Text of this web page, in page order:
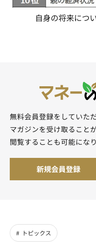
自身の将来につ
無料会員登録をしていた
マガジンを受け取ること
閲覧することも可能になり
新規会員登録
トピックス